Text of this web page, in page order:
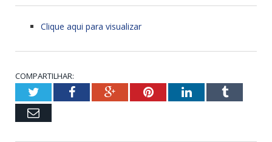
Clique aqui para visualizar
COMPARTILHAR:
TwitterFacebookGoogle+PinterestLinkedInTumblr
Email